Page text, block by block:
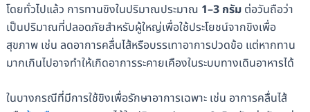
โดยทั่วไปแล้ว การทานขิงในปริมาณประมาณ 1–3 กรัมต่อวันถือว่า
เป็นปริมาณที่ปลอดภัยสำหรับผู้ใหญ่เพื่อใช้ประโยชน์จากขิงเพื่อ
สุขภาพ เช่น ลดอาการคลื่นไส้หรือบรรเทาอาการปวดข้อ แต่หากทาน
มากเกินไปอาจทำให้เกิดอาการระคายเคืองในระบบทางเดินอาหารได้
ในบางกรณีที่มีการใช้ขิงเพื่อรักษาอาการเฉพาะ เช่น อาการคลื่นไส้